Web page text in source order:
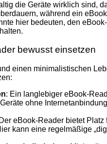
die Geräte wirklich sind,
während ein
hier bedeuten, den
bewusst einsetzen
einen minimalistischen
: Ein langlebiger eBook-
ohne
eBook-Reader bietet
kann eine regelmäßige